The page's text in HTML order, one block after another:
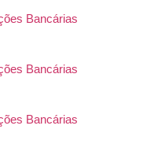
Bancárias
Bancárias
Bancárias